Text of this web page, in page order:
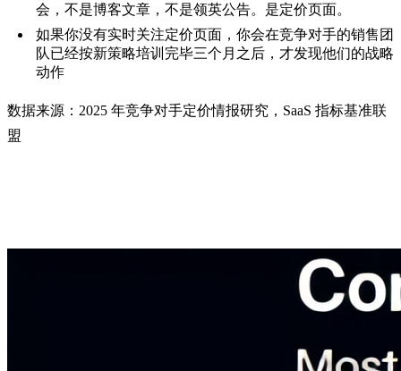
会，不是博客文章，不是领英公告。是定价页面。
如果你没有实时关注定价页面，你会在竞争对手的销售团
队已经按新策略培训完毕三个月之后，才发现他们的战略
动作
数据来源：2025 年竞争对手定价情报研究，SaaS 指标基准联
盟